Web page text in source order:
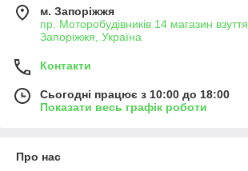
м. Запоріжжя
пр. Моторобудівників 14 магазин
Запоріжжя, Україна
Контакти
Сьогодні працює з 10:00 до 18:00
Показати весь графік роботи
Про нас